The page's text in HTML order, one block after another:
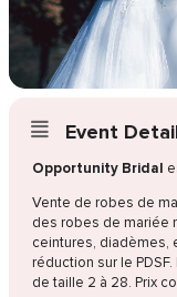
Event
Opportunity Bridal
Vente de robes de
des robes de mariée
ceintures, diadèmes,
réduction sur le
de taille 2 à 28. Prix